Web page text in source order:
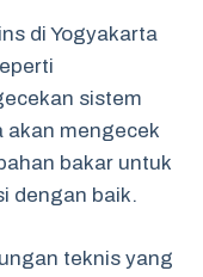
di Yogyakarta
sistem
akan mengecek
bakar untuk
dengan baik.
teknis yang